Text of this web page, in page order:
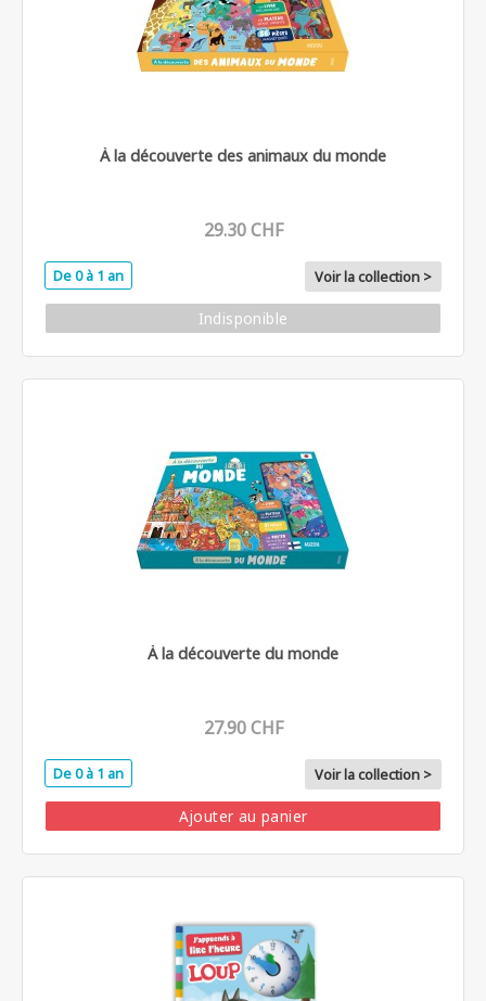
À la découverte des animaux du monde
29.30 CHF
De 0 à 1 an Voir la collection >
Indisponible
À la découverte du monde
27.90 CHF
De 0 à 1 an Voir la collection >
Ajouter au panier